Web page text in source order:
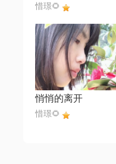
惜璟🌻
悄悄的离开
惜璟🌻